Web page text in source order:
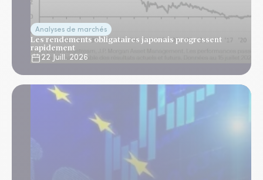
Analyses de marchés
Les rendements obligataires japonais progressent
rapidement
22 Juill. 2026